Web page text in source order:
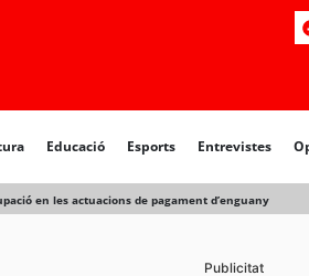
Educació Esports Entrevistes
en les actuacions de pagament d’enguany
Opinió
Publicitat